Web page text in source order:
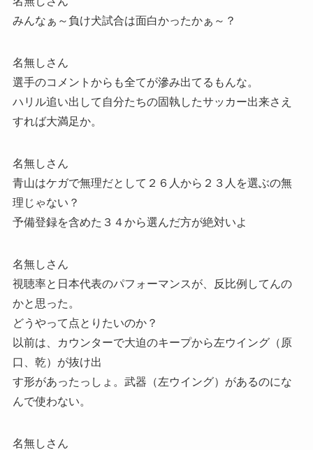
みんなぁ～負け犬試合は面白かったかぁ～？
名無しさん
選手のコメントからも全てが滲み出てるもんな。
ハリル追い出して自分たちの固執したサッカー出来さえ
すれば大満足か。
名無しさん
青山はケガで無理だとして２６人から２３人を選ぶの無
理じゃない？
予備登録を含めた３４から選んだ方が絶対いよ
名無しさん
視聴率と日本代表のパフォーマンスが、反比例してんの
かと思った。
どうやって点とりたいのか？
以前は、カウンターで大迫のキープから左ウイング（原
口、乾）が抜け出
す形があったっしょ。武器（左ウイング）があるのにな
んで使わない。
名無しさん